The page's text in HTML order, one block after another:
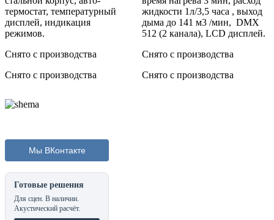
термостат, температурный
дисплей, индикация
режимов.
Снято с производства
Снято с производства
жидкости 1л/3,5 часа , выход
дыма до 141 м3 /мин, DMX
512 (2 канала), LCD дисплей.
Снято с производства
Снято с производства
Мы ВКонтакте
Готовые решения
Для сцен. В наличии.
Акустический расчёт.